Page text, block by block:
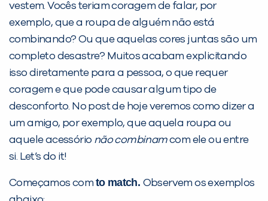
vestem. Vocês teriam coragem de falar, por
exemplo, que a roupa de alguém não está
combinando? Ou que aquelas cores juntas são um
completo desastre? Muitos acabam explicitando
isso diretamente para a pessoa, o que requer
coragem e que pode causar algum tipo de
desconforto. No post de hoje veremos como dizer a
um amigo, por exemplo, que aquela roupa ou
aquele acessório não combinamcom ele ou entre
si. Let’s do it!
Começamos com to match. Observem os exemplos
PEÇA UMA DEMONSTRAÇÃO DE MÉTODO
Desculpe!
Não encontramos nenhuma unidade
você digitou.